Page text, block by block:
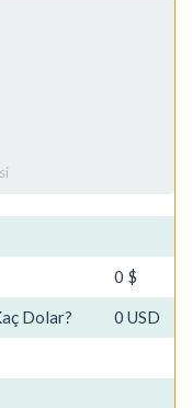
0 $
Dolar? 0 USD